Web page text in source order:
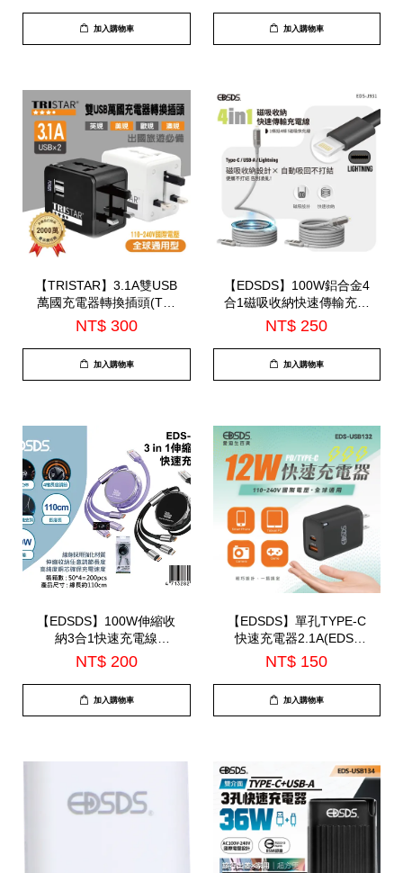
加入購物車 加入購物車
【TRISTAR】3.1A雙USB
萬國充電器轉換插頭(TS-
USB170)
NT$ 300
加入購物車
【EDSDS】100W鋁合金4
合1磁吸收納快速傳輸充電
線(EDS-J931)
NT$ 250
加入購物車
【EDSDS】100W伸縮收
納3合1快速充電線
110cm(EDS-J932)
NT$ 200
加入購物車
【EDSDS】單孔TYPE-C
快速充電器2.1A(EDS-
USB132)
NT$ 150
加入購物車